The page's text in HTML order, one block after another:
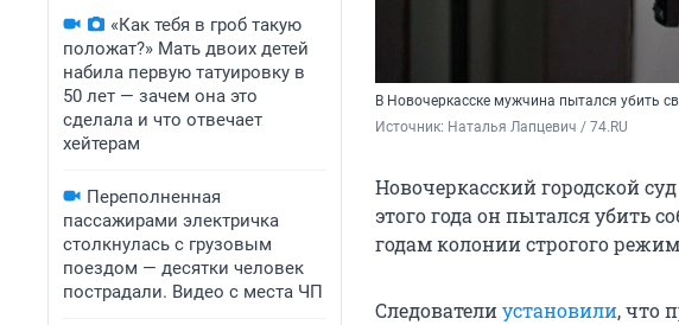
«Как тебя в гроб такую
положат?» Мать двоих детей
набила первую татуировку в
50 лет — зачем она это
сделала и что отвечает
хейтерам
Переполненная
пассажирами электричка
столкнулась с грузовым
поездом — десятки человек
пострадали. Видео с места ЧП
В Новочеркасске мужчина пытался убить
Источник: Наталья Лапцевич / 74.RU
Новочеркасский городской
этого года он пытался убить
годам колонии строгого
Следователиустановили, что